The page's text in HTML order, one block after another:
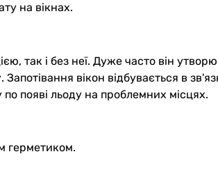
на вікнах.
так і без неї. Дуже часто він
вікон відбувається в
появі льоду на проблемних місцях.
герметиком.